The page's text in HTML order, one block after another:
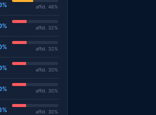
affid. 46%
affid. 32%
affid. 32%
affid. 30%
affid. 30%
affid. 30%